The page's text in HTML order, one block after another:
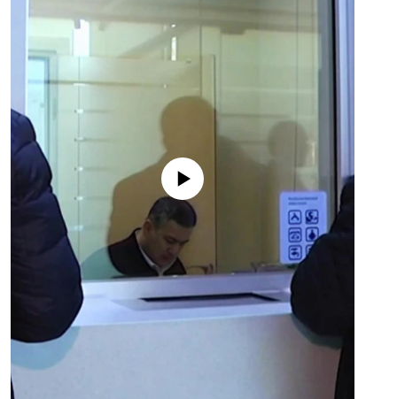
No media source currently available